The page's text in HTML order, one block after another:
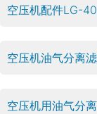
空压机配件LG-
空压机油气分离
空压机用油气分